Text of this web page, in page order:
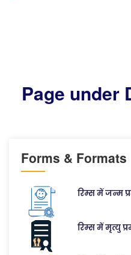
Page under
Forms & Formats
रिम्स में जन्म
रिम्स में मृत्यु